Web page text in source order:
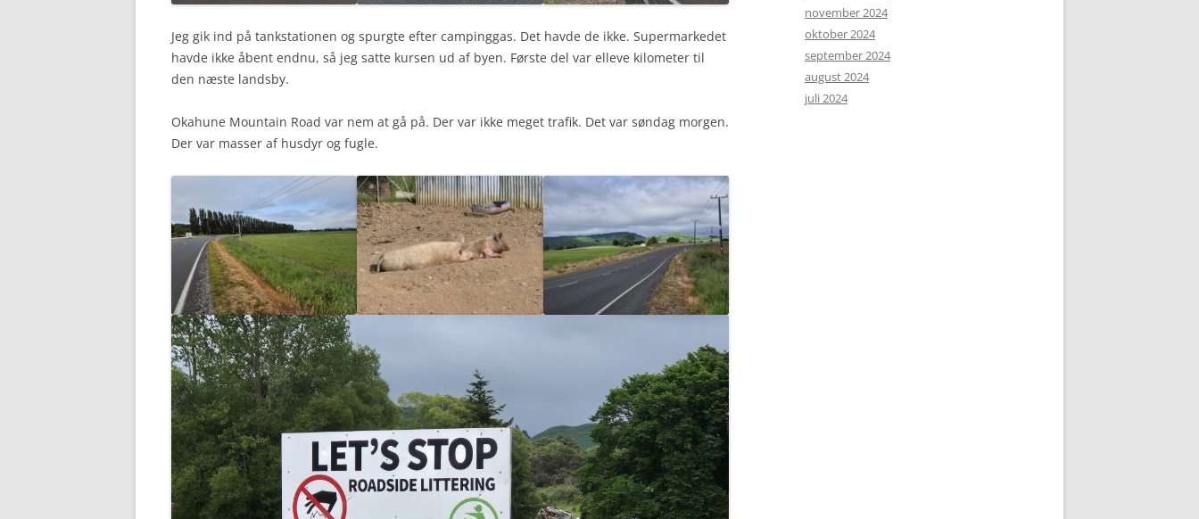
Jeg gik ind på tankstationen og spurgte efter campinggas. Det havde de ikke. Supermarkedet
havde ikke åbent endnu, så jeg satte kursen ud af byen. Første del var elleve kilometer til
den næste landsby.
Okahune Mountain Road var nem at gå på. Der var ikke meget trafik. Det var søndag morgen.
Der var masser af husdyr og fugle.
november 2024
oktober 2024
september 2024
august 2024
juli 2024